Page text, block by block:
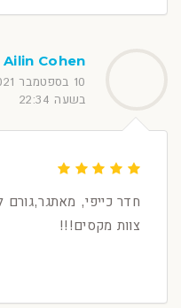
Ailin Cohen
10 בספטמבר 2021
בשעה 22:34
חדר כייפי,
צוות מקסים!!!